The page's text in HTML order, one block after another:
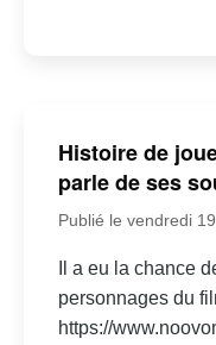
Histoire de
parle de ses
Publié le vendredi
Il a eu la chance
personnages du
https://